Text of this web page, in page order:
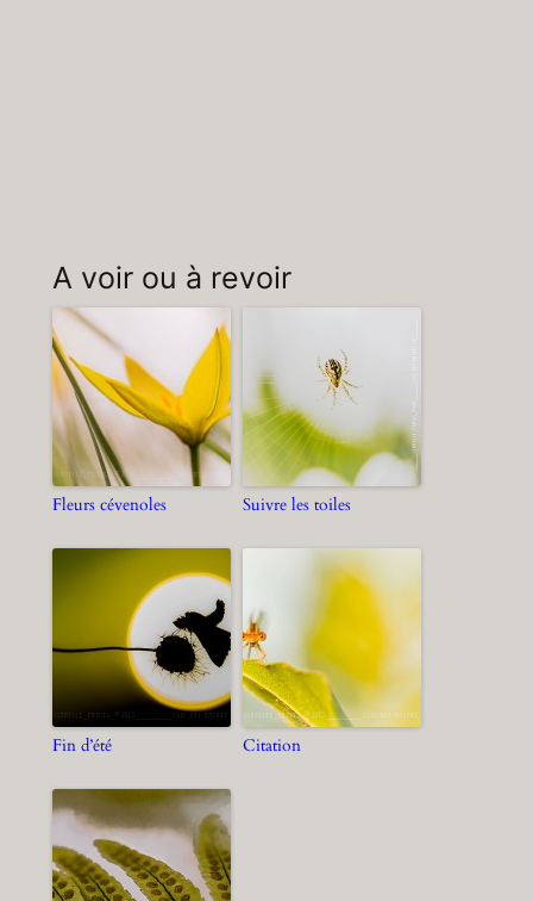
A voir ou à revoir
Fleurs cévenoles Suivre les toiles
Fin d’été Citation